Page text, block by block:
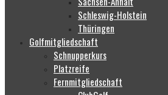
Schleswig-Holstein
Thüringen
Golfmitgliedschaft
Schnupperkurs
Platzreife
Fernmitgliedschaft